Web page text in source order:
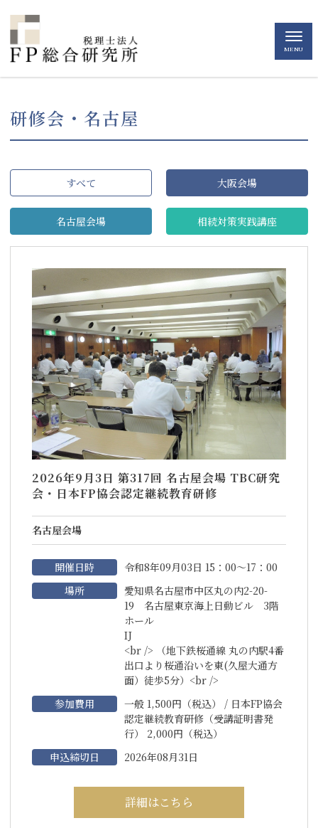
MENU
研修会・名古屋
すべて 大阪会場
名古屋会場 相続対策実践講座
2026年9月3日 第317回 名古屋会場 TBC研究
会・日本FP協会認定継続教育研修
名古屋会場
開催日時
令和8年09月03日 15：00～17：00
場所
愛知県名古屋市中区丸の内2-20-
19 名古屋東京海上日動ビル 3階
ホール
<br /> （地下鉄桜通線 丸の内駅4番
出口より桜通沿いを東(久屋大通方
面）徒歩5分）<br />
参加費用
一般 1,500円（税込） / 日本FP協会
認定継続教育研修（受講証明書発
行） 2,000円（税込）
申込締切日
2026年08月31日
詳細はこちら